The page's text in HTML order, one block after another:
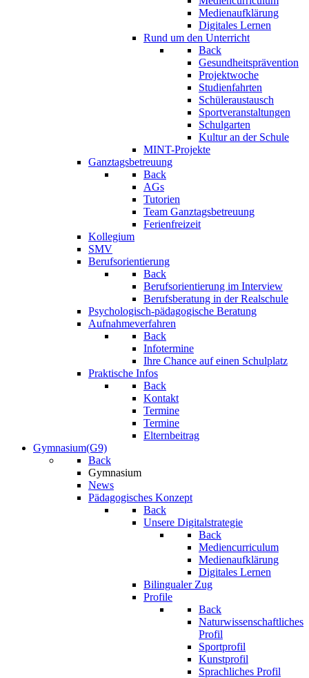
Medienaufklärung
Digitales Lernen
Rund um den Unterricht
Back
Gesundheitsprävention
Projektwoche
Studienfahrten
Schüleraustausch
Sportveranstaltungen
Schulgarten
Kultur an der Schule
MINT-Projekte
Ganztagsbetreuung
Back
AGs
Tutorien
Team Ganztagsbetreuung
Ferienfreizeit
Kollegium
SMV
Berufsorientierung
Back
Berufsorientierung im Interview
Berufsberatung in der Realschule
Psychologisch-pädagogische Beratung
Aufnahmeverfahren
Back
Infotermine
Ihre Chance auf einen Schulplatz
Praktische Infos
Back
Kontakt
Termine
Termine
Elternbeitrag
Gymnasium(G9)
Back
Gymnasium
News
Pädagogisches Konzept
Back
Unsere Digitalstrategie
Back
Mediencurriculum
Medienaufklärung
Digitales Lernen
Bilingualer Zug
Profile
Back
Naturwissenschaftliches
Profil
Sportprofil
Kunstprofil
Sprachliches Profil